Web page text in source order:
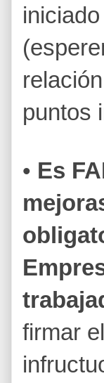
puntos
• Es
firmar